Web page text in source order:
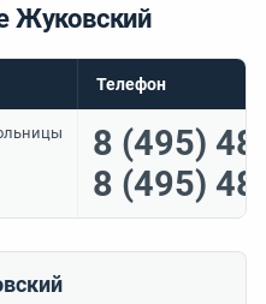
Жуковский
Телефон
8 (495)
8 (495)